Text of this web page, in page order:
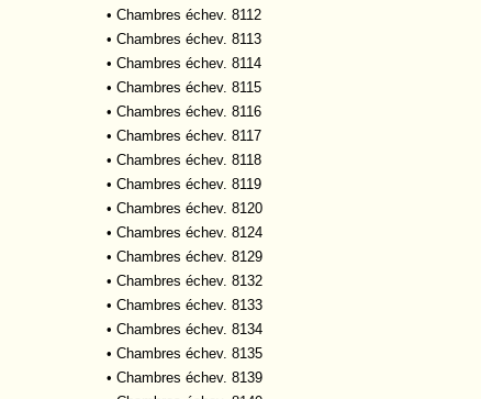
• Chambres échev. 8112
• Chambres échev. 8113
• Chambres échev. 8114
• Chambres échev. 8115
• Chambres échev. 8116
• Chambres échev. 8117
• Chambres échev. 8118
• Chambres échev. 8119
• Chambres échev. 8120
• Chambres échev. 8124
• Chambres échev. 8129
• Chambres échev. 8132
• Chambres échev. 8133
• Chambres échev. 8134
• Chambres échev. 8135
• Chambres échev. 8139